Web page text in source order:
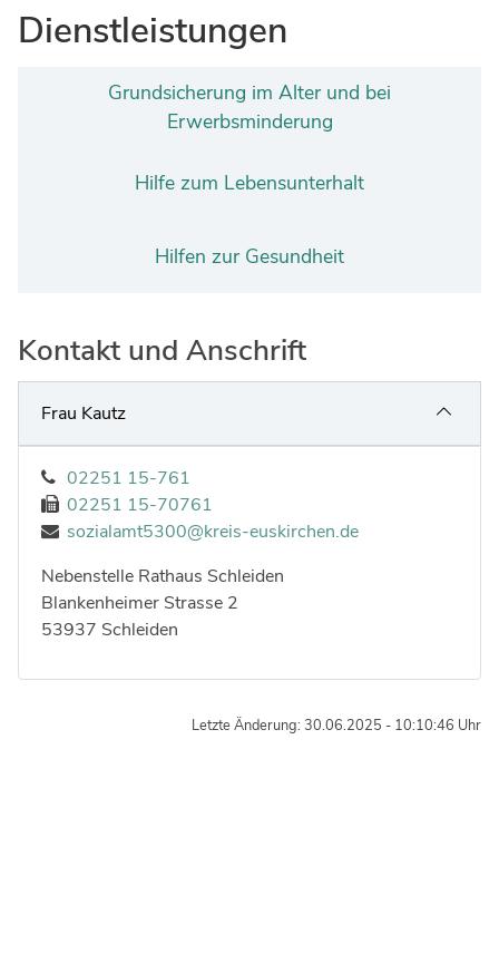
Umwelt & Nachhaltigkeit
Sozialarbeit
Kreispolizeibehörde
Dienstleistungen
Grundsicherung im Alter und bei
Erwerbsminderung
Hilfe zum Lebensunterhalt
Hilfen zur Gesundheit
Kontakt und Anschrift
Frau Kautz
02251 15-761
02251 15-70761
sozialamt5300@kreis-euskirchen.de
Nebenstelle Rathaus Schleiden
Strasse:
Blankenheimer Strasse Hausnummer:
2
Postleitzahl:
53937 Ort:
Schleiden
Letzte Änderung: 30.06.2025 - 10:10:46 Uhr